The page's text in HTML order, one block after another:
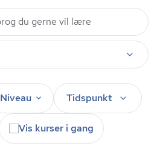
Niveau Tidspunkt
Vis kurser i gang